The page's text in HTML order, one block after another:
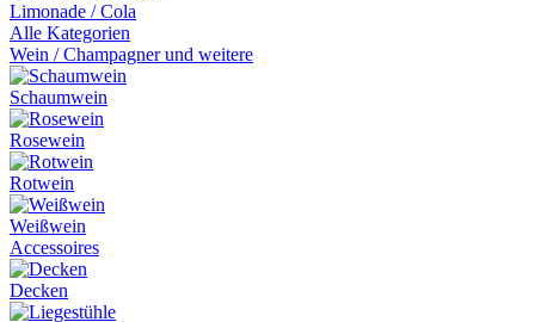
Limonade / Cola
Alle Kategorien
Wein / Champagner und weitere
Schaumwein
Rosewein
Rotwein
Weißwein
Accessoires
Decken